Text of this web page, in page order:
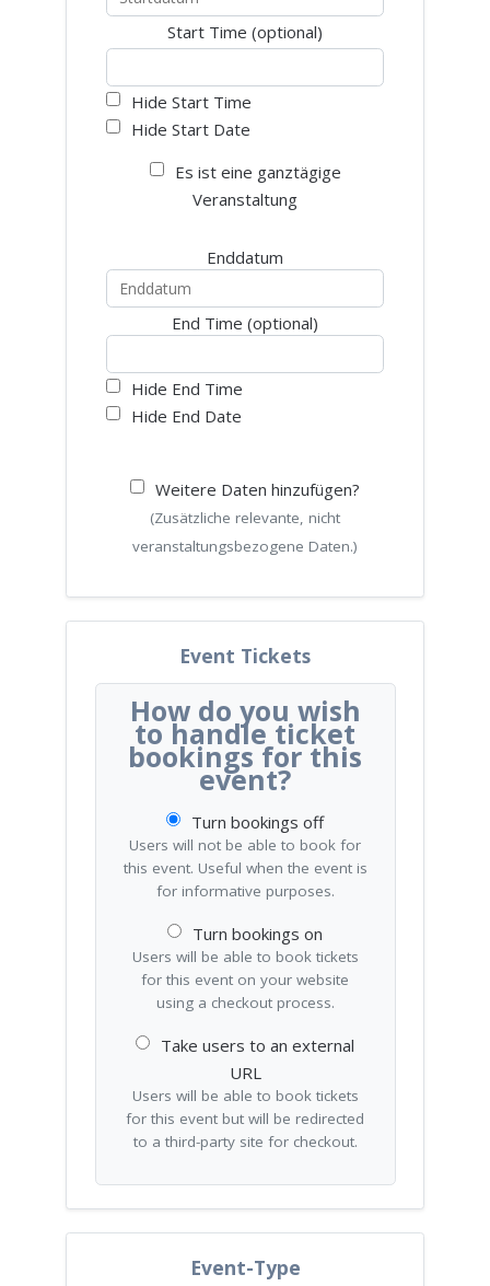
Start Time (optional)
Hide Start Time
Hide Start Date
Es ist eine ganztägige
Veranstaltung
Enddatum
End Time (optional)
Hide End Time
Hide End Date
Weitere Daten hinzufügen?
(Zusätzliche relevante, nicht
veranstaltungsbezogene Daten.)
Event Tickets
How do you wish
to handle ticket
bookings for this
event?
Turn bookings off
Users will not be able to book for
this event. Useful when the event is
for informative purposes.
Turn bookings on
Users will be able to book tickets
for this event on your website
using a checkout process.
Take users to an external
URL
Users will be able to book tickets
for this event but will be redirected
to a third-party site for checkout.
Event-Type